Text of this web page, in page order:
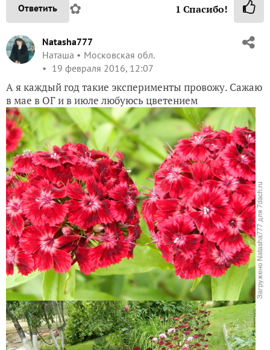
Ответить ✿ 1 Спасибо!
Natasha777
Наташа
Московская обл.
19 февраля 2016, 12:07
А я каждый год такие эксперименты провожу. Сажаю
в мае в ОГ и в июле любуюсь цветением